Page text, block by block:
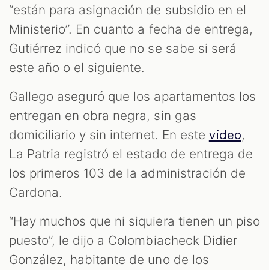
“están para asignación de subsidio en el
Ministerio”. En cuanto a fecha de entrega,
Gutiérrez indicó que no se sabe si será
este año o el siguiente.
Gallego aseguró que los apartamentos los
entregan en obra negra, sin gas
domiciliario y sin internet. En este video,
La Patria registró el estado de entrega de
los primeros 103 de la administración de
Cardona.
“Hay muchos que ni siquiera tienen un piso
puesto”, le dijo a Colombiacheck Didier
González, habitante de uno de los